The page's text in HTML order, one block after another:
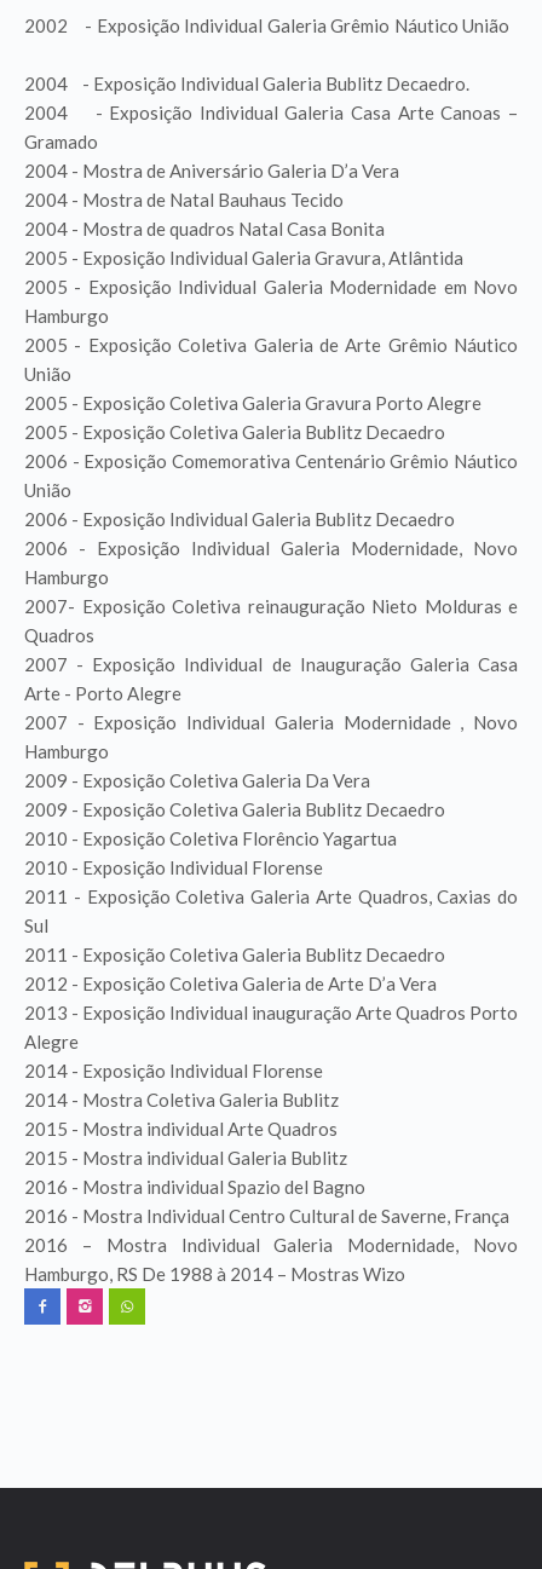
2002 - Exposição Individual Galeria Grêmio Náutico União
2004 - Exposição Individual Galeria Bublitz Decaedro.
2004 - Exposição Individual Galeria Casa Arte Canoas –
Gramado
2004 - Mostra de Aniversário Galeria D’a Vera
2004 - Mostra de Natal Bauhaus Tecido
2004 - Mostra de quadros Natal Casa Bonita
2005 - Exposição Individual Galeria Gravura, Atlântida
2005 - Exposição Individual Galeria Modernidade em Novo
Hamburgo
2005 - Exposição Coletiva Galeria de Arte Grêmio Náutico
União
2005 - Exposição Coletiva Galeria Gravura Porto Alegre
2005 - Exposição Coletiva Galeria Bublitz Decaedro
2006 - Exposição Comemorativa Centenário Grêmio Náutico
União
2006 - Exposição Individual Galeria Bublitz Decaedro
2006 - Exposição Individual Galeria Modernidade, Novo
Hamburgo
2007- Exposição Coletiva reinauguração Nieto Molduras e
Quadros
2007 - Exposição Individual de Inauguração Galeria Casa
Arte - Porto Alegre
2007 - Exposição Individual Galeria Modernidade , Novo
Hamburgo
2009 - Exposição Coletiva Galeria Da Vera
2009 - Exposição Coletiva Galeria Bublitz Decaedro
2010 - Exposição Coletiva Florêncio Yagartua
2010 - Exposição Individual Florense
2011 - Exposição Coletiva Galeria Arte Quadros, Caxias do
Sul
2011 - Exposição Coletiva Galeria Bublitz Decaedro
2012 - Exposição Coletiva Galeria de Arte D’a Vera
2013 - Exposição Individual inauguração Arte Quadros Porto
Alegre
2014 - Exposição Individual Florense
2014 - Mostra Coletiva Galeria Bublitz
2015 - Mostra individual Arte Quadros
2015 - Mostra individual Galeria Bublitz
2016 - Mostra individual Spazio del Bagno
2016 - Mostra Individual Centro Cultural de Saverne, França
2016 – Mostra Individual Galeria Modernidade, Novo
Hamburgo, RS De 1988 à 2014 – Mostras Wizo